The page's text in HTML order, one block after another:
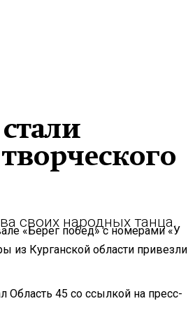
своих народных танца.
«Берег побед» с номерами «У
из Курганской области привезли
Область 45 со ссылкой на пресс-